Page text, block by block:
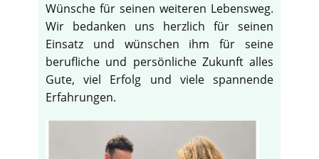
Wünsche für seinen weiteren Lebensweg.
Wir bedanken uns herzlich für seinen
Einsatz und wünschen ihm für seine
berufliche und persönliche Zukunft alles
Gute, viel Erfolg und viele spannende
Erfahrungen.